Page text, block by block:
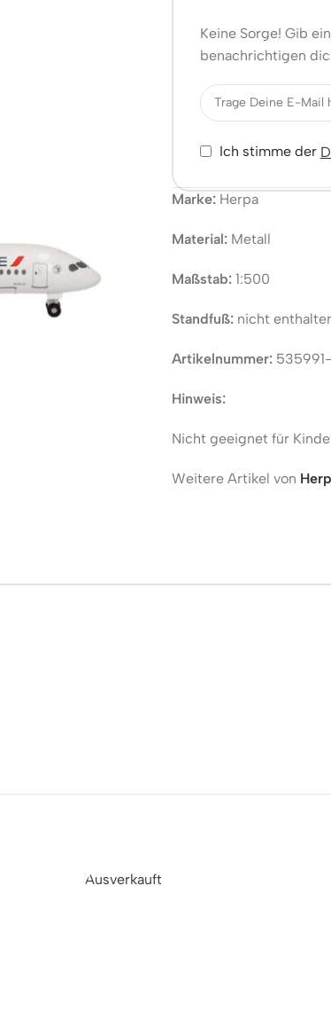
Keine Sorge! Gib
benachrichtigen
Ich stimme der
Marke:Herpa
Material:Metall
Maßstab:1:500
Standfuß:nicht
Artikelnummer:
Hinweis:
Nicht geeignet für
Weitere Artikel von
Ausverkauft